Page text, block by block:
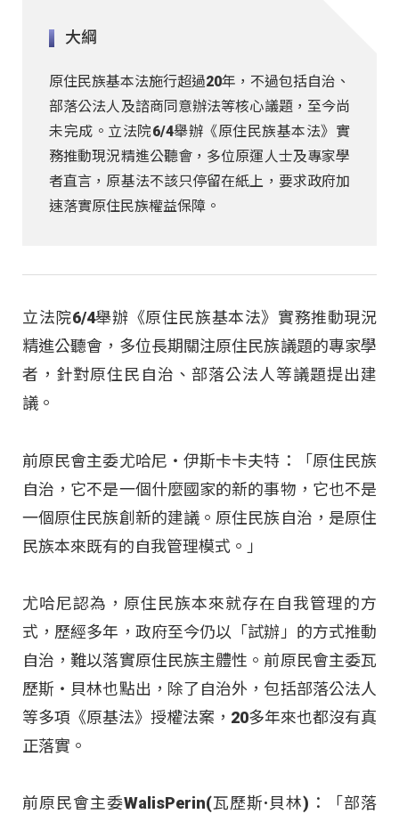
大綱
原住民族基本法施行超過20年，不過包括自治、
部落公法人及諮商同意辦法等核心議題，至今尚
未完成。立法院6/4舉辦《原住民族基本法》實
務推動現況精進公聽會，多位原運人士及專家學
者直言，原基法不該只停留在紙上，要求政府加
速落實原住民族權益保障。
立法院6/4舉辦《原住民族基本法》實務推動現況
精進公聽會，多位長期關注原住民族議題的專家學
者，針對原住民自治、部落公法人等議題提出建
議。
前原民會主委尤哈尼‧伊斯卡卡夫特：「原住民族
自治，它不是一個什麼國家的新的事物，它也不是
一個原住民族創新的建議。原住民族自治，是原住
民族本來既有的自我管理模式。」
尤哈尼認為，原住民族本來就存在自我管理的方
式，歷經多年，政府至今仍以「試辦」的方式推動
自治，難以落實原住民族主體性 。前原民會主委瓦
歷斯・貝林也點出，除了自治外，包括部落公法人
等多項《原基法》授權法案，20多年來也都沒有真
正落實 。
前原民會主委WalisPerin(瓦歷斯·貝林)：「部落